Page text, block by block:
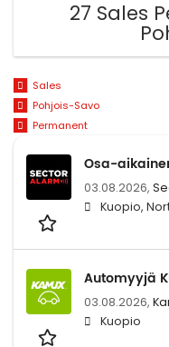
27 Sales
Sales
Pohjois-Savo
Permanent
Osa-
03.08.2026,
Kuopio,
Automyyjä
03.08.2026,
Kuopio